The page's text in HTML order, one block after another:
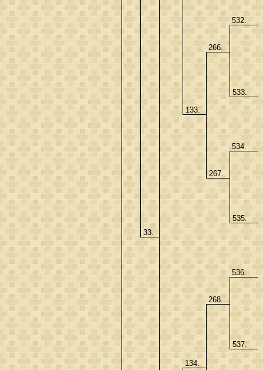
33.
133.
266.
532.
533.
267.
534.
535.
134.
268.
536.
537.